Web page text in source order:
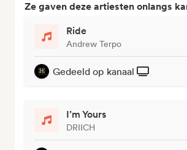
Ze gaven deze artiesten onlangs
Ride
Andrew Terpo
Gedeeld op kanaal
I’m Yours
DRIICH